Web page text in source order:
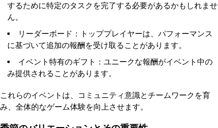
するために特定のタスクを完了する必要があるかもしれませ
ん。
リーダーボード：トッププレイヤーは、パフォーマンス
に基づいて追加の報酬を受け取ることがあります。
イベント特有のギフト：ユニークな報酬がイベント中の
み提供されることがあります。
これらのイベントは、コミュニティ意識とチームワークを育
み、全体的なゲーム体験を向上させます。